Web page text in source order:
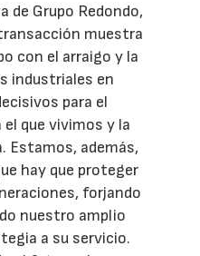
de Grupo Redondo,
muestra
con el arraigo y la
industriales en
para el
que vivimos y la
Estamos, además,
hay que proteger
forjando
nuestro amplio
a su servicio.